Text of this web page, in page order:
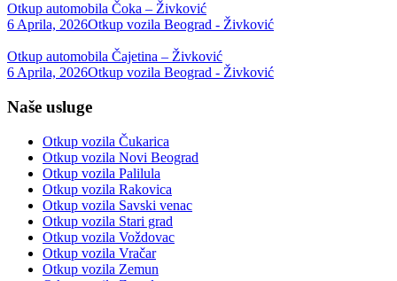
Otkup automobila Čoka – Živković
6 Aprila, 2026Otkup vozila Beograd - Živković
Otkup automobila Čajetina – Živković
6 Aprila, 2026Otkup vozila Beograd - Živković
Naše usluge
Otkup vozila Čukarica
Otkup vozila Novi Beograd
Otkup vozila Palilula
Otkup vozila Rakovica
Otkup vozila Savski venac
Otkup vozila Stari grad
Otkup vozila Voždovac
Otkup vozila Vračar
Otkup vozila Zemun